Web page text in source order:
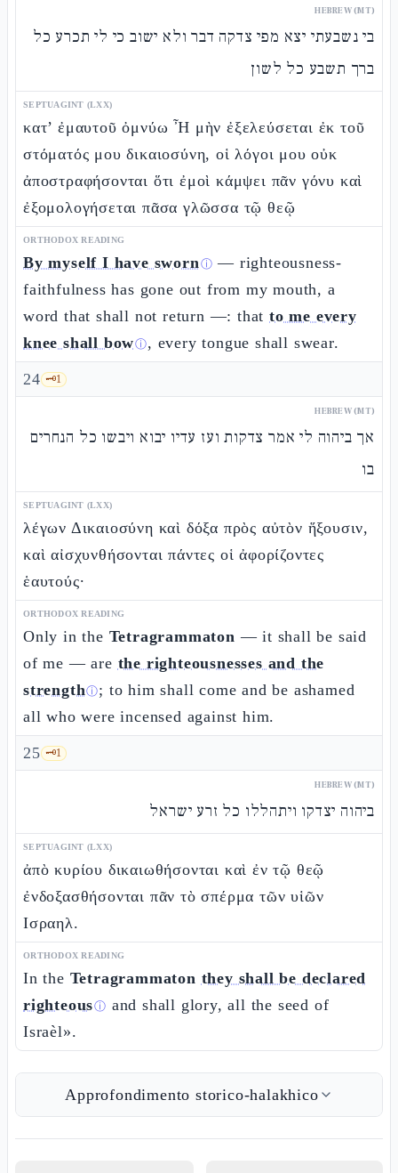
HEBREW (MT)
בי נשבעתי יצא מפי צדקה דבר ולא ישוב כי לי תכרע כל
ברך תשבע כל לשון
SEPTUAGINT (LXX)
κατ’ ἐμαυτοῦ ὀμνύω Ἦ μὴν ἐξελεύσεται ἐκ τοῦ
στόματός μου δικαιοσύνη, οἱ λόγοι μου οὐκ
ἀποστραφήσονται ὅτι ἐμοὶ κάμψει πᾶν γόνυ καὶ
ἐξομολογήσεται πᾶσα γλῶσσα τῷ θεῷ
ORTHODOX READING
By myself I have swornⓘ — righteousness-
faithfulness has gone out from my mouth, a
word that shall not return —: thatto me every
knee shall bowⓘ, every tongue shall swear.
24 🗝️1
HEBREW (MT)
אך ביהוה לי אמר צדקות ועז עדיו יבוא ויבשו כל הנחרים
בו
SEPTUAGINT (LXX)
λέγων Δικαιοσύνη καὶ δόξα πρὸς αὐτὸν ἥξουσιν,
καὶ αἰσχυνθήσονται πάντες οἱ ἀφορίζοντες
ἑαυτούς·
ORTHODOX READING
Only in the Tetragrammaton — it shall be said
of me — are the righteousnesses and the
strengthⓘ; to him shall come and be ashamed
all who were incensed against him.
25 🗝️1
HEBREW (MT)
ביהוה יצדקו ויתהללו כל זרע ישראל
SEPTUAGINT (LXX)
ἀπὸ κυρίου δικαιωθήσονται καὶ ἐν τῷ θεῷ
ἐνδοξασθήσονται πᾶν τὸ σπέρμα τῶν υἱῶν
Ισραηλ.
ORTHODOX READING
In the Tetragrammaton they shall be declared
righteousⓘ and shall glory, all the seed of
Israèl».
Approfondimento storico-halakhico